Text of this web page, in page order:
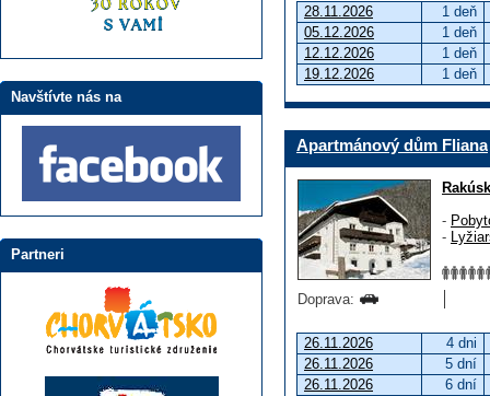
28.11.2026
1 deň
05.12.2026
1 deň
12.12.2026
1 deň
19.12.2026
1 deň
Apartmánový dům Fliana
-
-
Doprava:
26.11.2026
4 dni
26.11.2026
5 dní
26.11.2026
6 dní
Navštívte nás na
Partneri